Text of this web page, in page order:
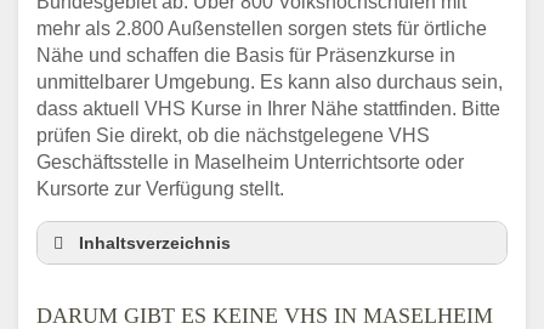
mehr als 2.800 Außenstellen sorgen stets für örtliche
Nähe und schaffen die Basis für Präsenzkurse in
unmittelbarer Umgebung. Es kann also durchaus sein,
dass aktuell VHS Kurse in Ihrer Nähe stattfinden. Bitte
prüfen Sie direkt, ob die nächstgelegene VHS
Geschäftsstelle in Maselheim Unterrichtsorte oder
Kursorte zur Verfügung stellt.
Inhaltsverzeichnis
3 schnelle Tipps
DARUM GIBT ES KEINE VHS IN MASELHEIM